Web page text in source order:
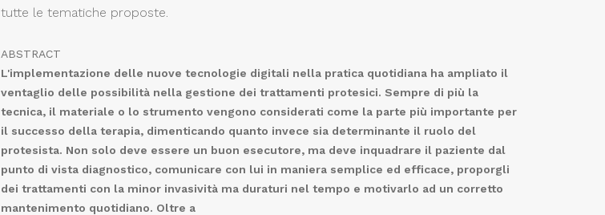
tutte le tematiche proposte.
ABSTRACT
L'implementazione delle nuove tecnologie digitali nella pratica quotidiana ha ampliato il
ventaglio delle possibilità nella gestione dei trattamenti protesici. Sempre di più la
tecnica, il materiale o lo strumento vengono considerati come la parte più importante per
il successo della terapia, dimenticando quanto invece sia determinante il ruolo del
protesista. Non solo deve essere un buon esecutore, ma deve inquadrare il paziente dal
punto di vista diagnostico, comunicare con lui in maniera semplice ed efficace, proporgli
dei trattamenti con la minor invasività ma duraturi nel tempo e motivarlo ad un corretto
mantenimento quotidiano. Oltre a